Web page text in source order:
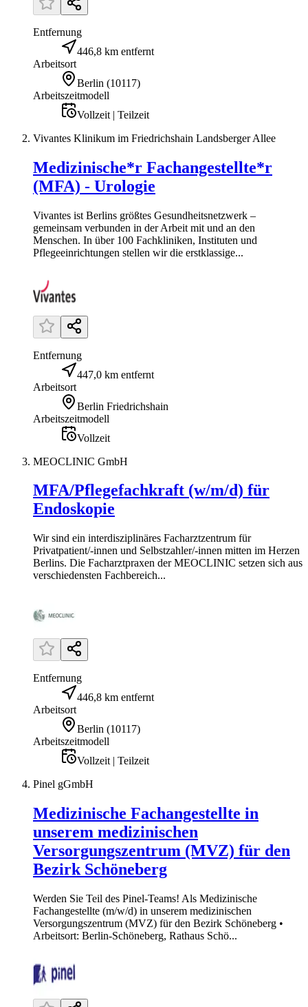
Entfernung
446,8 km entfernt
Arbeitsort
Berlin (10117)
Arbeitszeitmodell
Vollzeit | Teilzeit
Vivantes Klinikum im Friedrichshain Landsberger Allee
Medizinische*r Fachangestellte*r
(MFA) - Urologie
Vivantes ist Berlins größtes Gesundheitsnetzwerk –
gemeinsam verbunden in der Arbeit mit und an den
Menschen. In über 100 Fachkliniken, Instituten und
Pflegeeinrichtungen stellen wir die erstklassige...
Entfernung
447,0 km entfernt
Arbeitsort
Berlin Friedrichshain
Arbeitszeitmodell
Vollzeit
MEOCLINIC GmbH
MFA/Pflegefachkraft (w/m/d) für
Endoskopie
Wir sind ein interdisziplinäres Facharztzentrum für
Privatpatient/-innen und Selbstzahler/-innen mitten im Herzen
Berlins. Die Facharztpraxen der MEOCLINIC setzen sich aus
verschiedensten Fachbereich...
Entfernung
446,8 km entfernt
Arbeitsort
Berlin (10117)
Arbeitszeitmodell
Vollzeit | Teilzeit
Pinel gGmbH
Medizinische Fachangestellte in
unserem medizinischen
Versorgungszentrum (MVZ) für den
Bezirk Schöneberg
Werden Sie Teil des Pinel-Teams! Als Medizinische
Fachangestellte (m/w/d) in unserem medizinischen
Versorgungszentrum (MVZ) für den Bezirk Schöneberg •
Arbeitsort: Berlin-Schöneberg, Rathaus Schö...